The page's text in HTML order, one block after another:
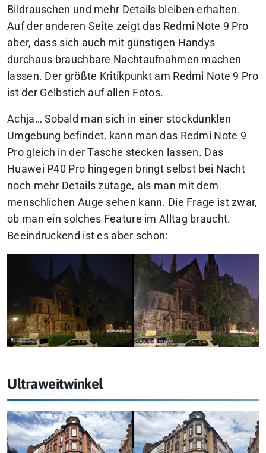
Bildrauschen und mehr Details bleiben erhalten.
Auf der anderen Seite zeigt das Redmi Note 9 Pro
aber, dass sich auch mit günstigen Handys
durchaus brauchbare Nachtaufnahmen machen
lassen. Der größte Kritikpunkt am Redmi Note 9 Pro
ist der Gelbstich auf allen Fotos.
Achja… Sobald man sich in einer stockdunklen
Umgebung befindet, kann man das Redmi Note 9
Pro gleich in der Tasche stecken lassen. Das
Huawei P40 Pro hingegen bringt selbst bei Nacht
noch mehr Details zutage, als man mit dem
menschlichen Auge sehen kann. Die Frage ist zwar,
ob man ein solches Feature im Alltag braucht.
Beeindruckend ist es aber schon:
Ultraweitwinkel